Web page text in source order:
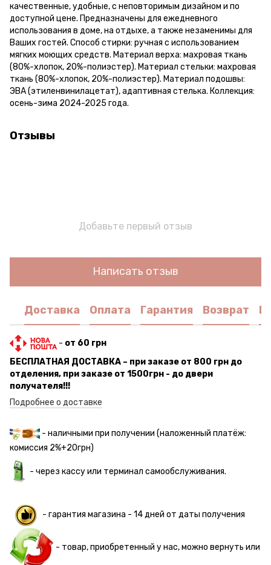
качественные, удобные, с неповторимым дизайном и по
доступной цене. Предназначены для ежедневного
использования в доме, на отдыхе, а также незаменимы для
Ваших гостей. Способ стирки: ручная с использованием
мягких моющих средств. Материал верха: махровая ткань
(80%-хлопок, 20%-полиэстер). Материал стельки: махровая
ткань (80%-хлопок, 20%-полиэстер). Материал подошвы:
ЭВА (этиленвинилацетат), адаптивная стелька. Коллекция:
осень-зима 2024-2025 года.
Отзывы
Добавьте первый отзыв
Написать отзыв
Доставка Оплата Гарантия Возврат
- от 60 грн
БЕСПЛАТНАЯ ДОСТАВКА – при заказе от 800 грн до
отделения, при заказе от 1500грн - до двери
получателя!!!
Подробнее о доставке
- наличными при получении (наложенный платёж:
комиссия 2%+20грн)
- через кассу или терминал самообслуживания.
- гарантия магазина - 14 дней от даты получения
- товар, приобретенный у нас, можно вернуть или